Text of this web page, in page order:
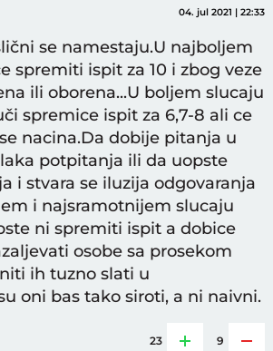
04. jul 2021 | 22:33
se namestaju.U najboljem
spremiti ispit za 10 i zbog veze
ili oborena...U boljem slucaju
spremice ispit za 6,7-8 ali ce
nacina.Da dobije pitanja u
potpitanja ili da uopste
i stvara se iluzija odgovaranja
i najsramotnijem slucaju
ni spremiti ispit a dobice
osobe sa prosekom
ih tuzno slati u
oni bas tako siroti, a ni naivni.
23 9